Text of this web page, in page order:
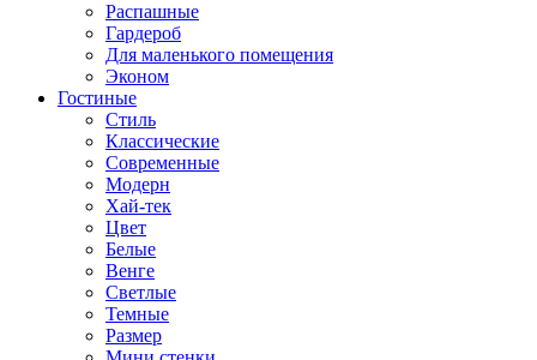
Распашные
Гардероб
Для маленького помещения
Эконом
Гостиные
Стиль
Классические
Современные
Модерн
Хай-тек
Цвет
Белые
Венге
Светлые
Темные
Размер